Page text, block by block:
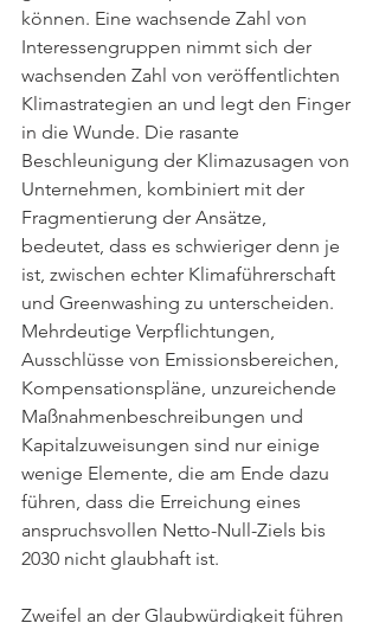
können. Eine wachsende Zahl von
Interessengruppen nimmt sich der
wachsenden Zahl von veröffentlichten
Klimastrategien an und legt den Finger
in die Wunde. Die rasante
Beschleunigung der Klimazusagen von
Unternehmen, kombiniert mit der
Fragmentierung der Ansätze,
bedeutet, dass es schwieriger denn je
ist, zwischen echter Klimaführerschaft
und Greenwashing zu unterscheiden.
Mehrdeutige Verpflichtungen,
Ausschlüsse von Emissionsbereichen,
Kompensationspläne, unzureichende
Maßnahmenbeschreibungen und
Kapitalzuweisungen sind nur einige
wenige Elemente, die am Ende dazu
führen, dass die Erreichung eines
anspruchsvollen Netto-Null-Ziels bis
2030 nicht glaubhaft ist.
Zweifel an der Glaubwürdigkeit führen